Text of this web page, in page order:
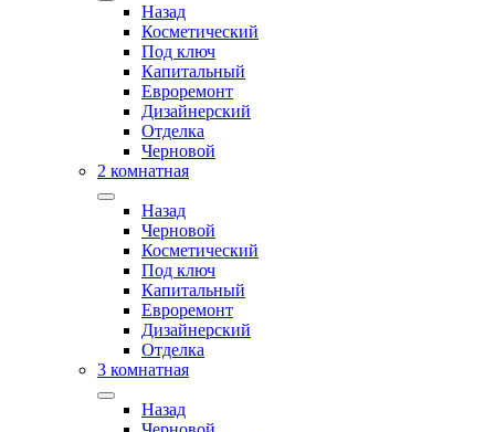
Назад
Косметический
Под ключ
Капитальный
Евроремонт
Дизайнерский
Отделка
Черновой
2 комнатная
Назад
Черновой
Косметический
Под ключ
Капитальный
Евроремонт
Дизайнерский
Отделка
3 комнатная
Назад